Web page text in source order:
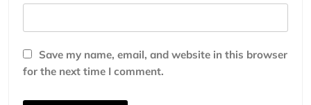
Save my name, email, and website in this browser
for the next time I comment.